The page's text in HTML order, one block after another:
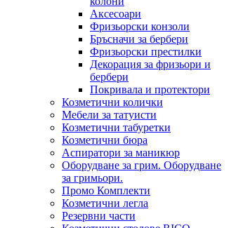
Аксесоари
Фризьорски конзоли
Бръсначи за бербери
Фризьорски престилки
Декорация за фризьори и
бербери
Покривала и протектори
Козметични колички
Мебели за татуисти
Козметични табуретки
Козметични бюра
Аспиратори за маникюр
Оборудване за грим. Оборудване
за гримьори.
Промо Комплекти
Козметични легла
Резервни части